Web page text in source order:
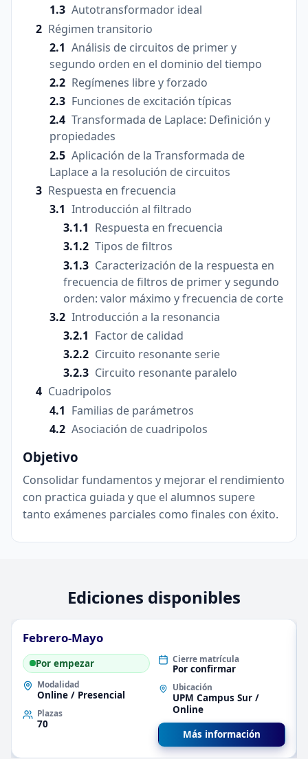
Autotransformador ideal
Régimen transitorio
Análisis de circuitos de primer y
segundo orden en el dominio del tiempo
Regímenes libre y forzado
Funciones de excitación típicas
Transformada de Laplace: Definición y
propiedades
Aplicación de la Transformada de
Laplace a la resolución de circuitos
Respuesta en frecuencia
Introducción al filtrado
Respuesta en frecuencia
Tipos de filtros
Caracterización de la respuesta en
frecuencia de filtros de primer y segundo
orden: valor máximo y frecuencia de corte
Introducción a la resonancia
Factor de calidad
Circuito resonante serie
Circuito resonante paralelo
Cuadripolos
Familias de parámetros
Asociación de cuadripolos
Objetivo
Consolidar fundamentos y mejorar el rendimiento
con practica guiada y que el alumnos supere
tanto exámenes parciales como finales con éxito.
Ediciones disponibles
Febrero-Mayo
Por empezar
Modalidad
Online / Presencial
Plazas
70
Cierre matrícula
Por confirmar
Ubicación
UPM Campus Sur /
Online
Más información